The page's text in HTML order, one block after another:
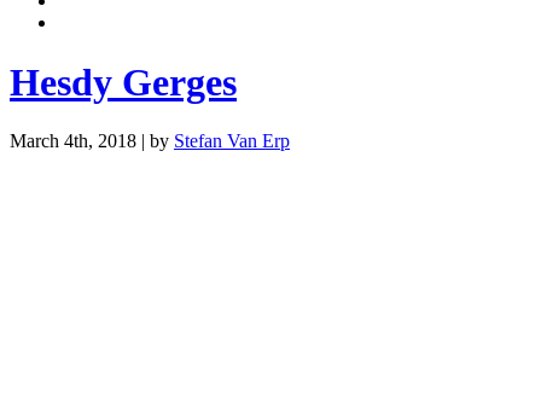
Hesdy Gerges
March 4th, 2018 | by Stefan Van Erp